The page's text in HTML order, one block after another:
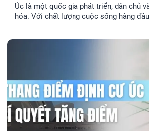
Úc là một quốc gia phát triển, dân chủ
hóa. Với chất lượng cuộc sống hàng